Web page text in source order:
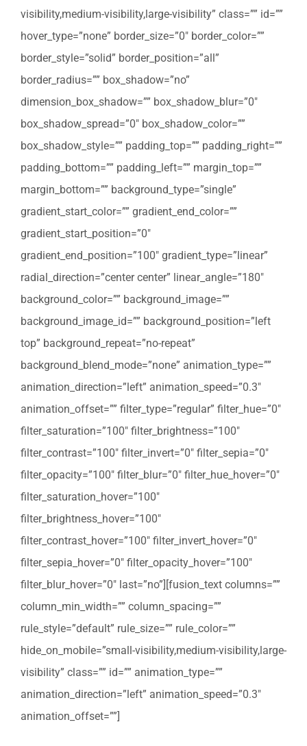
visibility,medium-visibility,large-visibility” class=”” id=””
hover_type=”none” border_size=”0″ border_color=””
border_style=”solid” border_position=”all”
border_radius=”” box_shadow=”no”
dimension_box_shadow=”” box_shadow_blur=”0″
box_shadow_spread=”0″ box_shadow_color=””
box_shadow_style=”” padding_top=”” padding_right=””
padding_bottom=”” padding_left=”” margin_top=””
margin_bottom=”” background_type=”single”
gradient_start_color=”” gradient_end_color=””
gradient_start_position=”0″
gradient_end_position=”100″ gradient_type=”linear”
radial_direction=”center center” linear_angle=”180″
background_color=”” background_image=””
background_image_id=”” background_position=”left
top” background_repeat=”no-repeat”
background_blend_mode=”none” animation_type=””
animation_direction=”left” animation_speed=”0.3″
animation_offset=”” filter_type=”regular” filter_hue=”0″
filter_saturation=”100″ filter_brightness=”100″
filter_contrast=”100″ filter_invert=”0″ filter_sepia=”0″
filter_opacity=”100″ filter_blur=”0″ filter_hue_hover=”0″
filter_saturation_hover=”100″
filter_brightness_hover=”100″
filter_contrast_hover=”100″ filter_invert_hover=”0″
filter_sepia_hover=”0″ filter_opacity_hover=”100″
filter_blur_hover=”0″ last=”no”][fusion_text columns=””
column_min_width=”” column_spacing=””
rule_style=”default” rule_size=”” rule_color=””
hide_on_mobile=”small-visibility,medium-visibility,large-
visibility” class=”” id=”” animation_type=””
animation_direction=”left” animation_speed=”0.3″
animation_offset=””]